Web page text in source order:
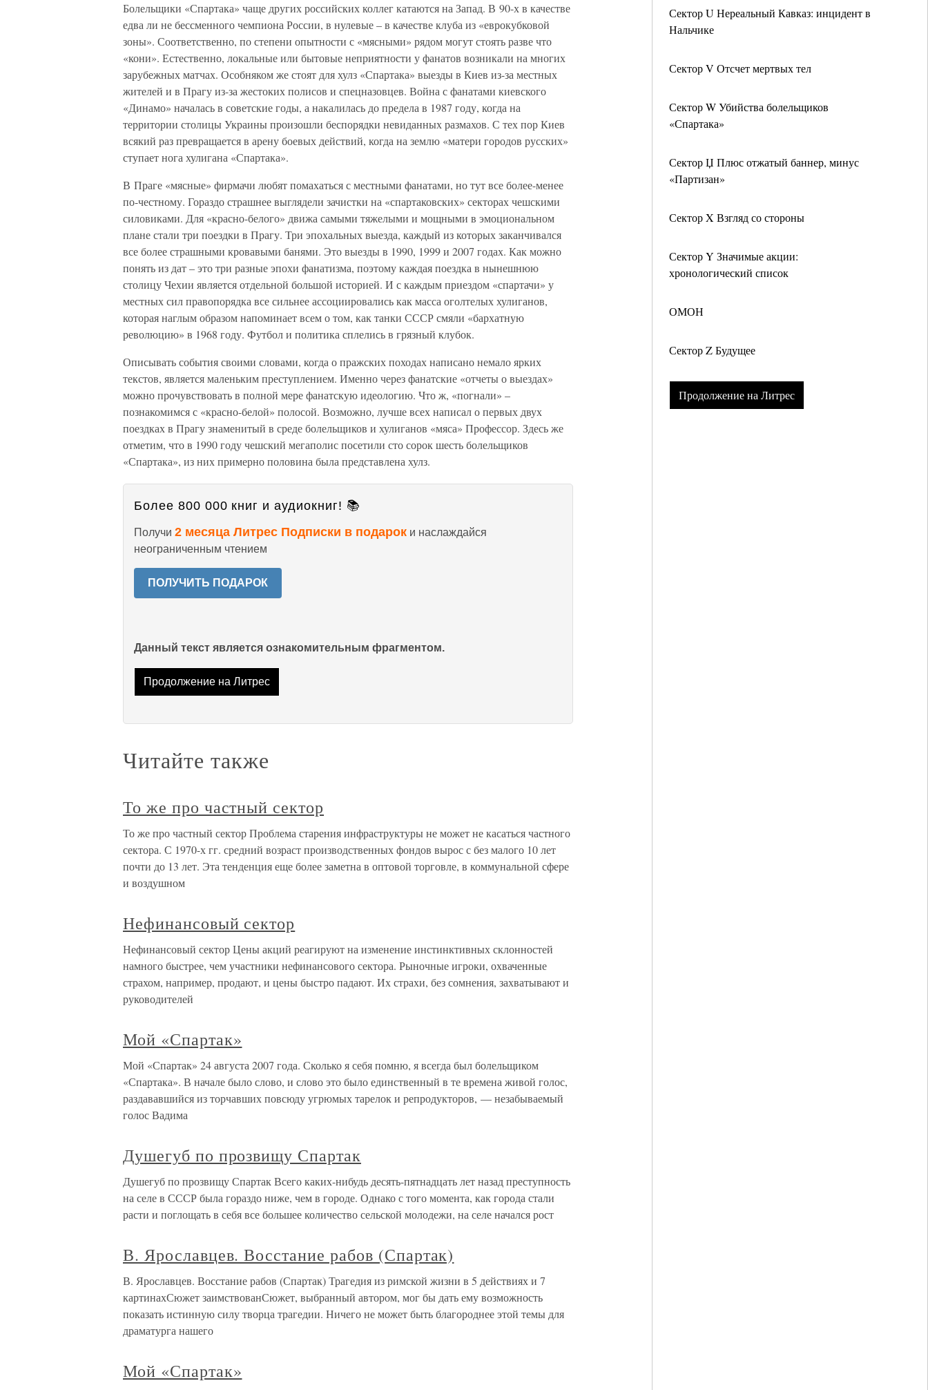
Сектор U Нереальный Кавказ: инцидент в
Нальчике
Сектор V Отсчет мертвых тел
Сектор W Убийства болельщиков
«Спартака»
Сектор Џ Плюс отжатый баннер, минус
«Партизан»
Сектор X Взгляд со стороны
Сектор Y Значимые акции:
хронологический список
ОМОН
Сектор Z Будущее
Продолжение на Литрес
Болельщики «Спартака» чаще других российских коллег катаются на Запад. В 90-х в качестве
едва ли не бессменного чемпиона России, в нулевые – в качестве клуба из «еврокубковой
зоны». Соответственно, по степени опытности с «мясными» рядом могут стоять разве что
«кони». Естественно, локальные или бытовые неприятности у фанатов возникали на многих
зарубежных матчах. Особняком же стоят для хулз «Спартака» выезды в Киев из-за местных
жителей и в Прагу из-за жестоких полисов и спецназовцев. Война с фанатами киевского
«Динамо» началась в советские годы, а накалилась до предела в 1987 году, когда на
территории столицы Украины произошли беспорядки невиданных размахов. С тех пор Киев
всякий раз превращается в арену боевых действий, когда на землю «матери городов русских»
ступает нога хулигана «Спартака».
В Праге «мясные» фирмачи любят помахаться с местными фанатами, но тут все более-менее
по-честному. Гораздо страшнее выглядели зачистки на «спартаковских» секторах чешскими
силовиками. Для «красно-белого» движа самыми тяжелыми и мощными в эмоциональном
плане стали три поездки в Прагу. Три эпохальных выезда, каждый из которых заканчивался
все более страшными кровавыми банями. Это выезды в 1990, 1999 и 2007 годах. Как можно
понять из дат – это три разные эпохи фанатизма, поэтому каждая поездка в нынешнюю
столицу Чехии является отдельной большой историей. И с каждым приездом «спартачи» у
местных сил правопорядка все сильнее ассоциировались как масса оголтелых хулиганов,
которая наглым образом напоминает всем о том, как танки СССР смяли «бархатную
революцию» в 1968 году. Футбол и политика сплелись в грязный клубок.
Описывать события своими словами, когда о пражских походах написано немало ярких
текстов, является маленьким преступлением. Именно через фанатские «отчеты о выездах»
можно прочувствовать в полной мере фанатскую идеологию. Что ж, «погнали» –
познакомимся с «красно-белой» полосой. Возможно, лучше всех написал о первых двух
поездках в Прагу знаменитый в среде болельщиков и хулиганов «мяса» Профессор. Здесь же
отметим, что в 1990 году чешский мегаполис посетили сто сорок шесть болельщиков
«Спартака», из них примерно половина была представлена хулз.
Более 800 000 книг и аудиокниг! 📚
Получи 2 месяца Литрес Подписки в подарок и наслаждайся
неограниченным чтением
ПОЛУЧИТЬ ПОДАРОК
Данный текст является ознакомительным фрагментом.
Продолжение на Литрес
Читайте также
То же про частный сектор
То же про частный сектор Проблема старения инфраструктуры не может не касаться частного
сектора. С 1970-х гг. средний возраст производственных фондов вырос с без малого 10 лет
почти до 13 лет. Эта тенденция еще более заметна в оптовой торговле, в коммунальной сфере
и воздушном
Нефинансовый сектор
Нефинансовый сектор Цены акций реагируют на изменение инстинктивных склонностей
намного быстрее, чем участники нефинансового сектора. Рыночные игроки, охваченные
страхом, например, продают, и цены быстро падают. Их страхи, без сомнения, захватывают и
руководителей
Мой «Спартак»
Мой «Спартак» 24 августа 2007 года. Сколько я себя помню, я всегда был болельщиком
«Спартака». В начале было слово, и слово это было единственный в те времена живой голос,
раздававшийся из торчавших повсюду угрюмых тарелок и репродукторов, — незабываемый
голос Вадима
Душегуб по прозвищу Спартак
Душегуб по прозвищу Спартак Всего каких-нибудь десять-пятнадцать лет назад преступность
на селе в СССР была гораздо ниже, чем в городе. Однако с того момента, как города стали
расти и поглощать в себя все большее количество сельской молодежи, на селе начался рост
В. Ярославцев. Восстание рабов (Спартак)
В. Ярославцев. Восстание рабов (Спартак) Трагедия из римской жизни в 5 действиях и 7
картинахСюжет заимствованСюжет, выбранный автором, мог бы дать ему возможность
показать истинную силу творца трагедии. Ничего не может быть благороднее этой темы для
драматурга нашего
Мой «Спартак»